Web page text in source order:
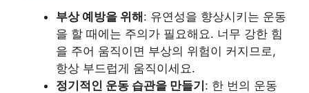
부상 예방을 위해: 유연성을 향상시키는 운동
을 할 때에는 주의가 필요해요. 너무 강한 힘
을 주어 움직이면 부상의 위험이 커지므로,
항상 부드럽게 움직이세요.
정기적인 운동 습관을 만들기: 한 번의 운동